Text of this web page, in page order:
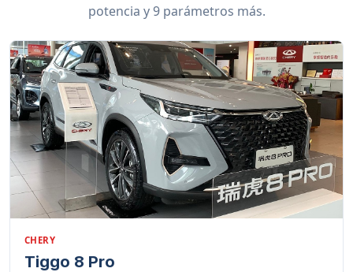
potencia y 9 parámetros más.
CHERY
Tiggo 8 Pro